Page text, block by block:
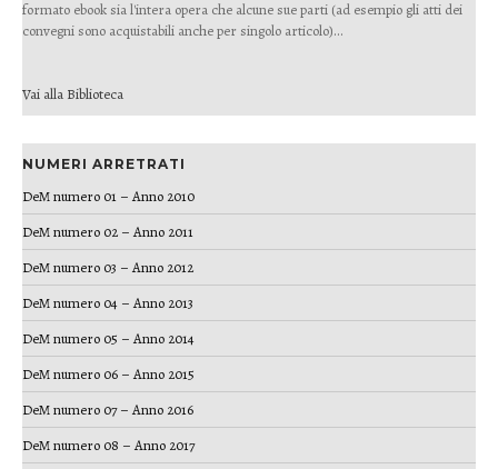
formato ebook sia l'intera opera che alcune sue parti (ad esempio gli atti dei
convegni sono acquistabili anche per singolo articolo)...
Vai alla Biblioteca
NUMERI ARRETRATI
DeM numero 01 – Anno 2010
DeM numero 02 – Anno 2011
DeM numero 03 – Anno 2012
DeM numero 04 – Anno 2013
DeM numero 05 – Anno 2014
DeM numero 06 – Anno 2015
DeM numero 07 – Anno 2016
DeM numero 08 – Anno 2017